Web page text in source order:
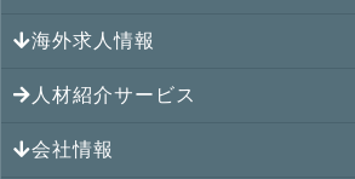
GJJキャリア伴走プログラム
GJJキャリアコミュニティ
カナダの就職情報
メキシコの就職情報
ヨーロッパの就職情報
海外就職その後の体験談
シンガポール就職の体験談
マレーシア就職の体験談
海外求人情報
シンガポールの求人
マレーシアの求人
人材紹介サービス
会社情報